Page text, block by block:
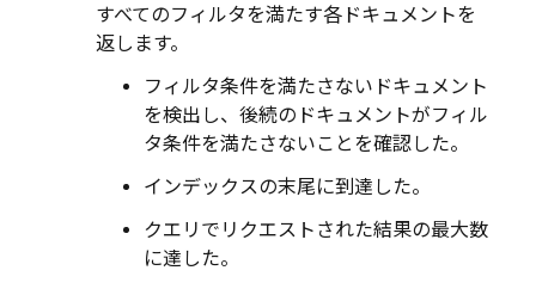
すべてのフィルタを満たす各ドキュメントを
返します。
フィルタ条件を満たさないドキュメント
を検出し、後続のドキュメントがフィル
タ条件を満たさないことを確認した。
インデックスの末尾に到達した。
クエリでリクエストされた結果の最大数
に達した。